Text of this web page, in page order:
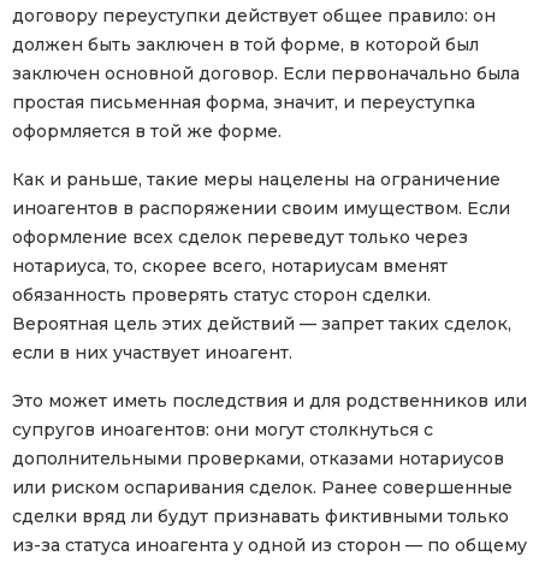
договору переуступки действует общее правило: он
должен быть заключен в той форме, в которой был
заключен основной договор. Если первоначально была
простая письменная форма, значит, и переуступка
оформляется в той же форме.
Как и раньше, такие меры нацелены на ограничение
иноагентов в распоряжении своим имуществом. Если
оформление всех сделок переведут только через
нотариуса, то, скорее всего, нотариусам вменят
обязанность проверять статус сторон сделки.
Вероятная цель этих действий — запрет таких сделок,
если в них участвует иноагент.
Это может иметь последствия и для родственников или
супругов иноагентов: они могут столкнуться с
дополнительными проверками, отказами нотариусов
или риском оспаривания сделок. Ранее совершенные
сделки вряд ли будут признавать фиктивными только
из-за статуса иноагента у одной из сторон — по общему